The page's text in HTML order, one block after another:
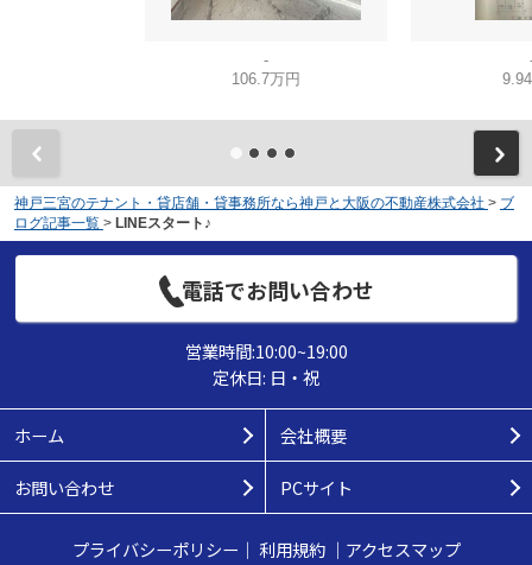
-
106.7万円
神戸三宮のテナント・貸店舗・貸事務所なら神戸と大阪の不動産株式会社 > ブ
ログ記事一覧 > LINEスタート♪
電話でお問い合わせ
営業時間:10:00~19:00
定休日: 日・祝
ホーム 会社概要
お問い合わせ PCサイト
プライバシーポリシー ｜ 利用規約｜ アクセスマップ